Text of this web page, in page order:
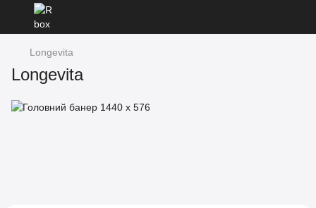
Longevita
Longevita